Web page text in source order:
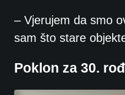
– Vjerujem da smo
sam što stare
Poklon za 30.